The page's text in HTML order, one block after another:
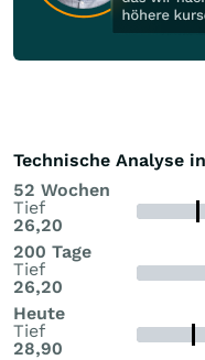
Technische Analyse
52 Wochen
Tief
26,20
200 Tage
Tief
26,20
Heute
Tief
28,90